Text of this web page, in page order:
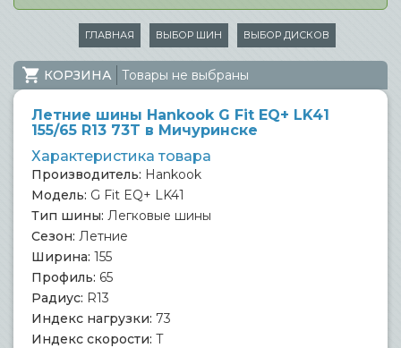
ГЛАВНАЯ ВЫБОР ШИН ВЫБОР ДИСКОВ
КОРЗИНА Товары не выбраны
Летние шины Hankook G Fit EQ+ LK41
155/65 R13 73T в Мичуринске
Характеристика товара
Производитель: Hankook
Модель: G Fit EQ+ LK41
Тип шины: Легковые шины
Сезон: Летние
Ширина: 155
Профиль: 65
Радиус: R13
Индекс нагрузки: 73
Индекс скорости: T